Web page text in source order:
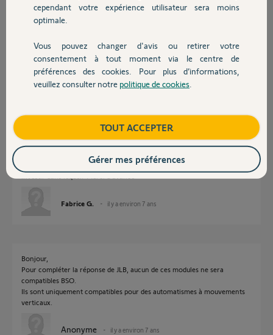
Devis avec un pro
Contact
1811244 et 2401162, c'est la même chose ! Micromodule RTS.
1822660, c'est un micromodule IO, donc à retour d'information. (permet
Les deux sont compatibles Tahoma.
Bonne journée !
Merci beaucoup mais je reste un peu perdu. Du coup quels sont les
intérêts de l'un par rapport à l'autre? Dans ma situation mieux vaut
Fabrice G. il y a environ 7 ans
Bonjour,
Pour compléter la réponse de JLB, aucun de ces modules ne sera
compatibles BSO.
Ils sont uniquement compatibles pour des automatismes à mouvements
verticaux.
Anonyme il y a environ 7 ans
cependant votre expérience utilisateur sera moins
optimale.
Vous pouvez changer d'avis ou retirer votre
consentement à tout moment via le centre de
préférences des cookies. Pour plus d’informations,
veuillez consulter notre politique de cookies
TOUT ACCEPTER
Gérer mes préférences